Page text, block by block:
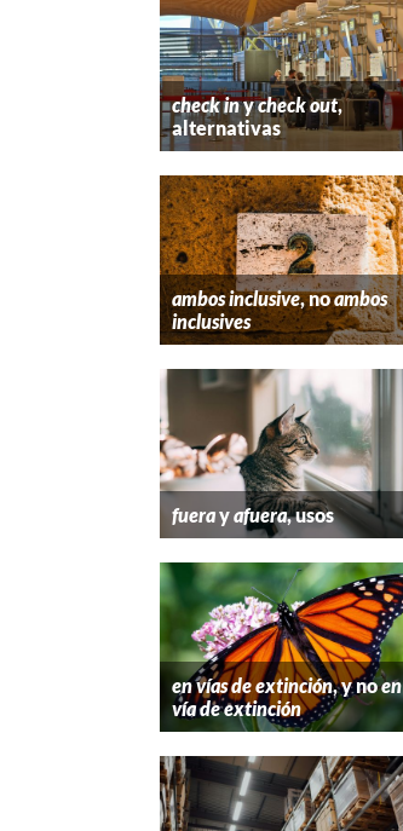
check inycheck out,
alternativas
ambos inclusive, noambos
inclusives
fuerayafuera, usos
en vías de extinción, y noen
vía de extinción